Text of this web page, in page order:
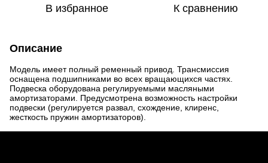
В избранное К сравнению
Описание
Модель имеет полный ременный привод. Трансмиссия
оснащена подшипниками во всех вращающихся частях.
Подвеска оборудована регулируемыми масляными
амортизаторами. Предусмотрена возможность настройки
подвески (регулируется развал, схождение, клиренс,
жесткость пружин амортизаторов).